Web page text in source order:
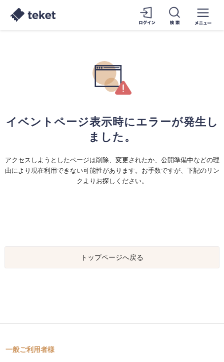
イベントページ表示時にエラーが発生し
ました。
アクセスしようとしたページは削除、変更されたか、公開準備中などの理
由により現在利用できない可能性があります。お手数ですが、下記のリン
クよりお探しください。
トップページへ戻る
一般ご利用者様